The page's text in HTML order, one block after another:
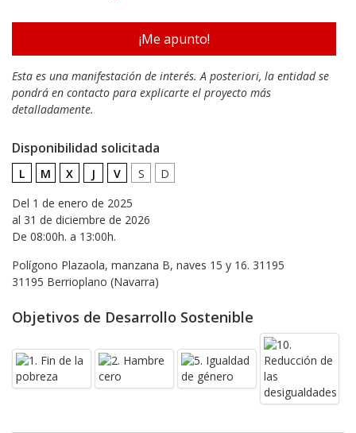
¡Me apunto!
Esta es una manifestación de interés. A posteriori, la entidad se
pondrá en contacto para explicarte el proyecto más
detalladamente.
Disponibilidad solicitada
L M X J V S
D
Del 1 de enero de 2025
al 31 de diciembre de 2026
De 08:00h. a 13:00h.
Polígono Plazaola, manzana B, naves 15 y 16. 31195
31195 Berrioplano (Navarra)
Objetivos de Desarrollo Sostenible